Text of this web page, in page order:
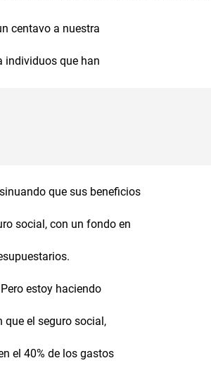
centavo a nuestra
individuos que han
que sus beneficios
social, con un fondo en
estoy haciendo
que el seguro social,
el 40% de los gastos